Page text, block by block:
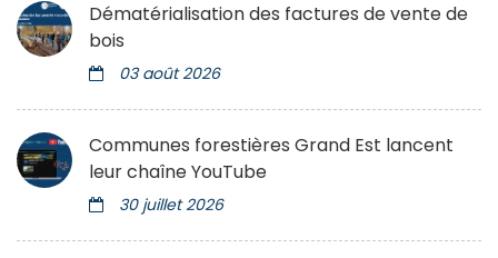
Dématérialisation des factures de vente de
bois
03 août 2026
Communes forestières Grand Est lancent
leur chaîne YouTube
30 juillet 2026